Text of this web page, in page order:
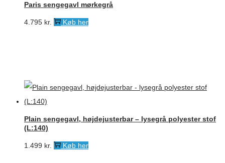
Paris sengegavl mørkegrå
4.795 kr. Køb her
Plain sengegavl, højdejusterbar – lysegrå polyester stof
(L:140)
1.499 kr. Køb her